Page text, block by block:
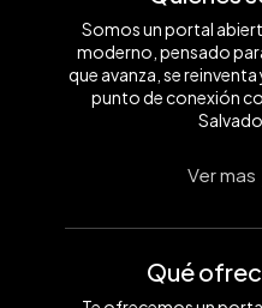
Somos un portal
moderno, pensado
que avanza, se reinventa
punto de conexión
Ver mas
Qué